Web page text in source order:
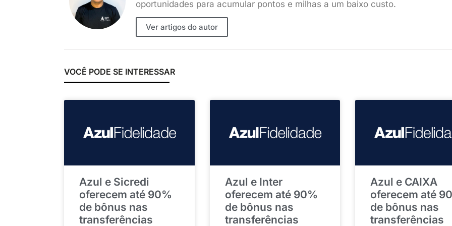
oportunidades para acumular pontos e milhas a um baixo custo.
Ver artigos do autor
VOCÊ PODE SE INTERESSAR
Azul e Sicredi
oferecem até 90%
de bônus nas
transferências
Azul e Inter
oferecem até 90%
de bônus nas
transferências
Azul e CAIXA
oferecem até
de bônus nas
transferências